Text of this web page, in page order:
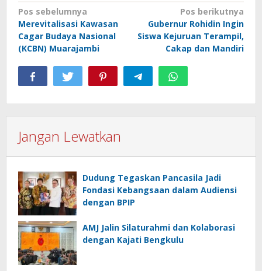
Navigasi
pos
Pos sebelumnya
Merevitalisasi Kawasan
Cagar Budaya Nasional
(KCBN) Muarajambi
Pos berikutnya
Gubernur Rohidin Ingin
Siswa Kejuruan Terampil,
Cakap dan Mandiri
Jangan Lewatkan
Dudung Tegaskan Pancasila Jadi
Fondasi Kebangsaan dalam Audiensi
dengan BPIP
AMJ Jalin Silaturahmi dan Kolaborasi
dengan Kajati Bengkulu